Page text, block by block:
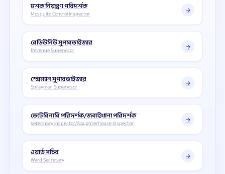
মশক নিয়ন্ত্রণ পরিদর্শক
Mosquito Control Inspector
রেভিউনিউ সুপারভাইজার
Revenue Supervisor
স্প্রেম্যান সুপারভাইজার
Sprayman Supervisor
ভেটেরিনারি পরিদর্শক/জবাইখানা পরিদর্শক
Veterinary Inspector/Slaughterhouse Inspector
ওয়ার্ড সচিব
Ward Secretary